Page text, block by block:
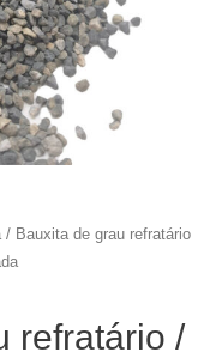
/ Bauxita de grau refratário
refratário /